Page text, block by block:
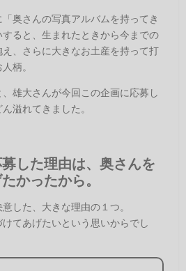
奥さんの写真アルバムを持ってき
ると、生まれたときから今までの
、さらに大きなお土産を持って打
柄。
雄大さんが今回この企画に応募し
溢れてきました。
した理由は、奥さんを
かったから。
した、大きな理由の１つ。
てあげたいという思いからでし